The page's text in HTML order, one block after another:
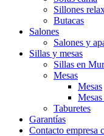
Sillones
Butacas
Salones
Salones y
Sillas y mesas
Sillas en
Mesas
Mesas
Taburetes
Garantías
Contacto empresa